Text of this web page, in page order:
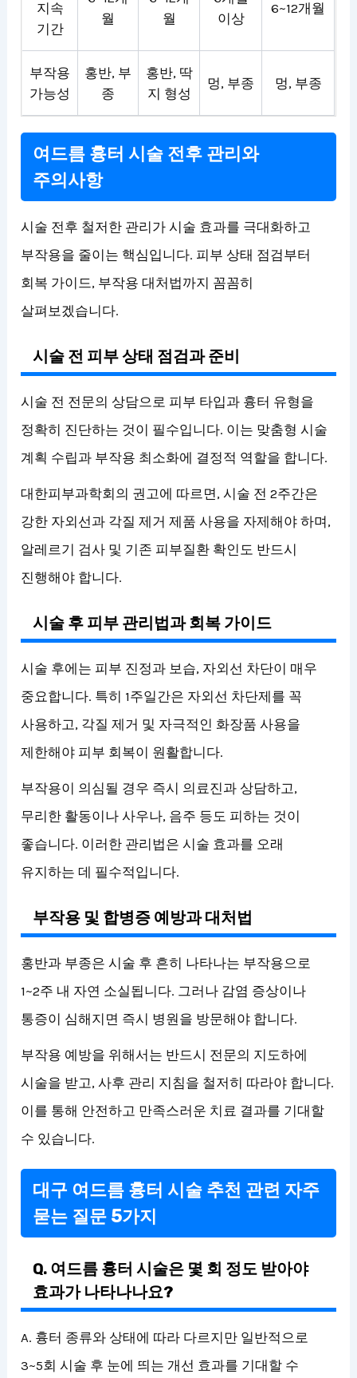
지속
기간
월
월
이상
6~12개월
부작용
가능성
홍반, 부
종
홍반, 딱
지 형성
멍, 부종 멍, 부종
여드름 흉터 시술 전후 관리와
주의사항
시술 전후 철저한 관리가 시술 효과를 극대화하고
부작용을 줄이는 핵심입니다. 피부 상태 점검부터
회복 가이드, 부작용 대처법까지 꼼꼼히
살펴보겠습니다.
시술 전 피부 상태 점검과 준비
시술 전 전문의 상담으로 피부 타입과 흉터 유형을
정확히 진단하는 것이 필수입니다. 이는 맞춤형 시술
계획 수립과 부작용 최소화에 결정적 역할을 합니다.
대한피부과학회의 권고에 따르면, 시술 전 2주간은
강한 자외선과 각질 제거 제품 사용을 자제해야 하며,
알레르기 검사 및 기존 피부질환 확인도 반드시
진행해야 합니다.
시술 후 피부 관리법과 회복 가이드
시술 후에는 피부 진정과 보습, 자외선 차단이 매우
중요합니다. 특히 1주일간은 자외선 차단제를 꼭
사용하고, 각질 제거 및 자극적인 화장품 사용을
제한해야 피부 회복이 원활합니다.
부작용이 의심될 경우 즉시 의료진과 상담하고,
무리한 활동이나 사우나, 음주 등도 피하는 것이
좋습니다. 이러한 관리법은 시술 효과를 오래
유지하는 데 필수적입니다.
부작용 및 합병증 예방과 대처법
홍반과 부종은 시술 후 흔히 나타나는 부작용으로
1~2주 내 자연 소실됩니다. 그러나 감염 증상이나
통증이 심해지면 즉시 병원을 방문해야 합니다.
부작용 예방을 위해서는 반드시 전문의 지도하에
시술을 받고, 사후 관리 지침을 철저히 따라야 합니다.
이를 통해 안전하고 만족스러운 치료 결과를 기대할
수 있습니다.
대구 여드름 흉터 시술 추천 관련 자주
묻는 질문 5가지
Q. 여드름 흉터 시술은 몇 회 정도 받아야
효과가 나타나나요?
A. 흉터 종류와 상태에 따라 다르지만 일반적으로
3~5회 시술 후 눈에 띄는 개선 효과를 기대할 수